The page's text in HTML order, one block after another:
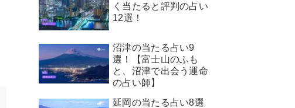
く当たると評判の占い
12選！
沼津の当たる占い9
選！【富士山のふも
と、沼津で出会う運命
の占い師】
延岡の当たる占い8選